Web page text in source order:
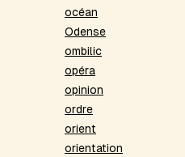
océan
Odense
ombilic
opéra
opinion
ordre
orient
orientation